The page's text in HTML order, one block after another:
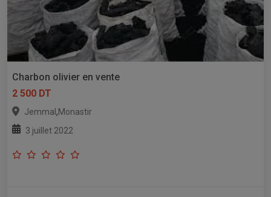
Charbon olivier en vente
2 500 DT
Jemmal ,Monastir
3 juillet 2022